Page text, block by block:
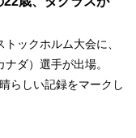
ックホルム大会に、
ダ）選手が出場。
らしい記録をマークし